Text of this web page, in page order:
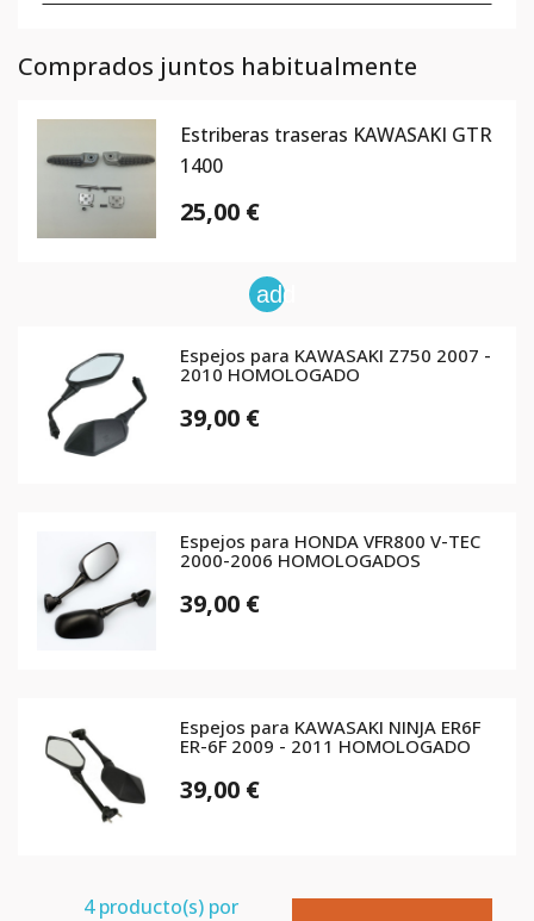
Comprados juntos habitualmente
Estriberas traseras KAWASAKI GTR
1400
25,00 €
add
Espejos para KAWASAKI Z750 2007 -
2010 HOMOLOGADO
39,00 €
Espejos para HONDA VFR800 V-TEC
2000-2006 HOMOLOGADOS
39,00 €
Espejos para KAWASAKI NINJA ER6F
ER-6F 2009 - 2011 HOMOLOGADO
39,00 €
4producto(s) por